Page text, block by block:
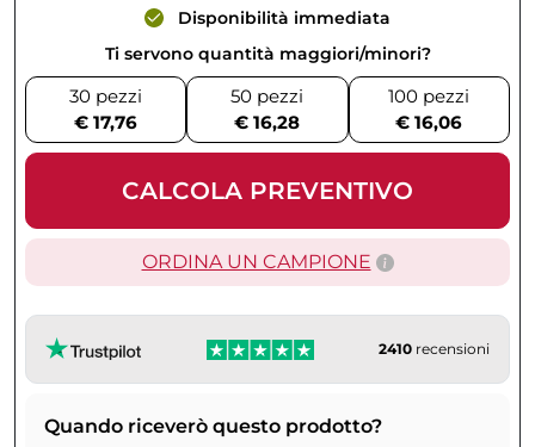
Disponibilità immediata
Ti servono quantità maggiori/minori?
30 pezzi
€ 17,76
50 pezzi
€ 16,28
100 pezzi
€ 16,06
CALCOLA PREVENTIVO
ORDINA UN CAMPIONE
2410 recensioni
Quando riceverò questo prodotto?